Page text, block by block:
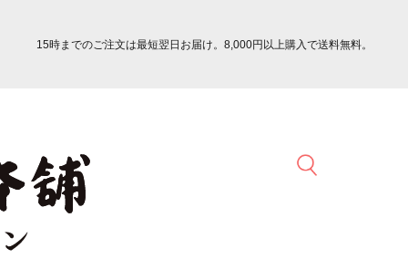
15時までのご注文は最短翌日お届け。8,000円以上購入で送料無料。